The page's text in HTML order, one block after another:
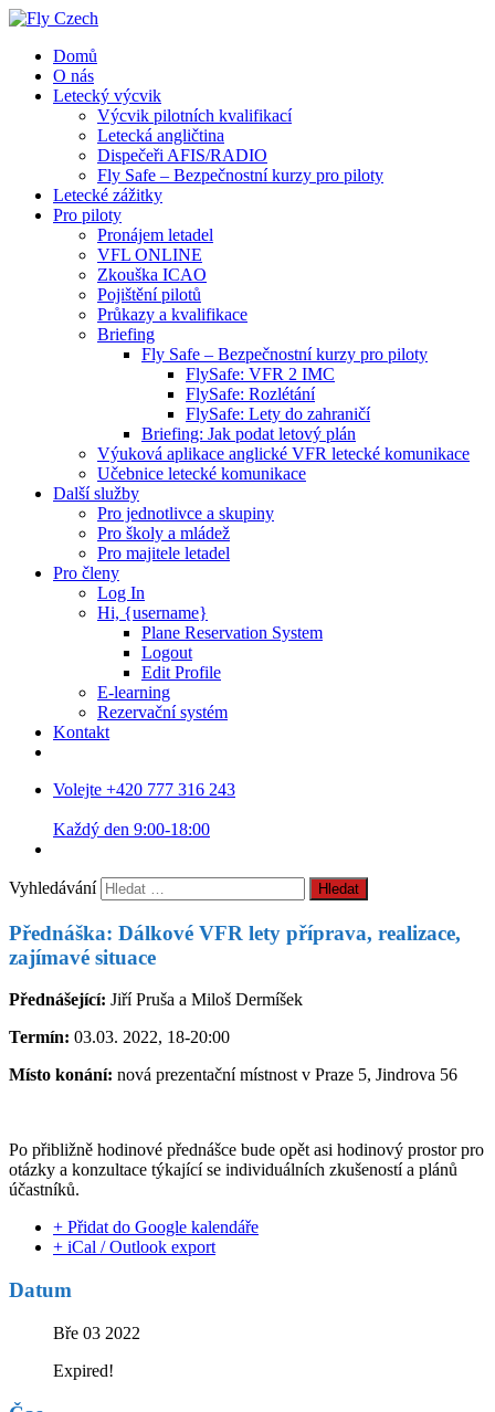
Domů
O nás
Letecký výcvik
Výcvik pilotních kvalifikací
Letecká angličtina
Dispečeři AFIS/RADIO
Fly Safe – Bezpečnostní kurzy pro piloty
Letecké zážitky
Pro piloty
Pronájem letadel
VFL ONLINE
Zkouška ICAO
Pojištění pilotů
Průkazy a kvalifikace
Briefing
Fly Safe – Bezpečnostní kurzy pro piloty
FlySafe: VFR 2 IMC
FlySafe: Rozlétání
FlySafe: Lety do zahraničí
Briefing: Jak podat letový plán
Výuková aplikace anglické VFR letecké komunikace
Učebnice letecké komunikace
Další služby
Pro jednotlivce a skupiny
Pro školy a mládež
Pro majitele letadel
Pro členy
Log In
Hi, {username}
Plane Reservation System
Logout
Edit Profile
E-learning
Rezervační systém
Kontakt
Volejte +420 777 316 243
Každý den 9:00-18:00
Vyhledávání
Přednáška: Dálkové VFR lety příprava, realizace,
zajímavé situace
Přednášející: Jiří Pruša a Miloš Dermíšek
Termín: 03.03. 2022, 18-20:00
Místo konání: nová prezentační místnost v Praze 5, Jindrova 56
Po přibližně hodinové přednášce bude opět asi hodinový prostor pro
otázky a konzultace týkající se individuálních zkušeností a plánů
účastníků.
+ Přidat do Google kalendáře
+ iCal / Outlook export
Datum
Bře 03 2022
Expired!